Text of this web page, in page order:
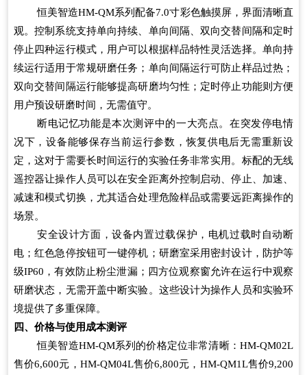
恒美智造HM-QM系列配备7.0寸彩色触摸屏，界面清晰直
观。控制系统支持单向持续、单向间隔、双向交替间隔和定时
停止四种运行模式，用户可以根据样品特性灵活选择。单向持
续运行适用于常规研磨任务；单向间隔运行可防止样品过热；
双向交替间隔运行能够提高研磨均匀性；定时停止功能则方便
用户预设研磨时间，无需值守。
断电记忆功能是本次测评中的一大亮点。在突发停电情
况下，设备能够保存当前运行参数，恢复供电后无需重新设
定，这对于需要长时间运行的实验任务非常实用。标配的无线
遥控器让操作人员可以在安全距离外控制启动、停止、加速、
减速和模式切换，尤其适合处理危险样品或需要远距离操作的
场景。
安全设计方面，设备内置过载保护，电机过载时自动断
电；红色急停按钮可一键停机；研磨室采用密封设计，防护等
级IP60，有效防止粉尘泄漏；四方位观察窗允许在运行中观察
研磨状态，无需开盖中断实验。这些设计为操作人员和实验环
境提供了多重保障。
四、价格与使用成本测评
恒美智造HM-QM系列的价格定位非常清晰：HM-QM02L
售价6,600元，HM-QM04L售价6,800元，HM-QM1L售价9,200